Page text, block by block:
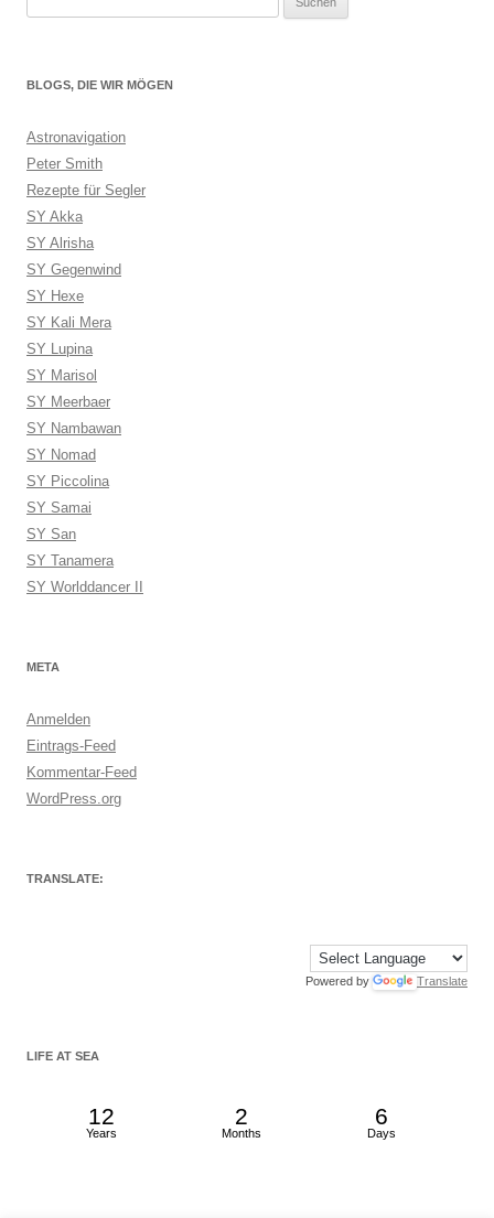
nach:
BLOGS, DIE WIR MÖGEN
Astronavigation
Peter Smith
Rezepte für Segler
SY Akka
SY Alrisha
SY Gegenwind
SY Hexe
SY Kali Mera
SY Lupina
SY Marisol
SY Meerbaer
SY Nambawan
SY Nomad
SY Piccolina
SY Samai
SY San
SY Tanamera
SY Worlddancer II
META
Anmelden
Eintrags-Feed
Kommentar-Feed
WordPress.org
TRANSLATE:
Powered by Translate
LIFE AT SEA
12
Years
2
Months
6
Days